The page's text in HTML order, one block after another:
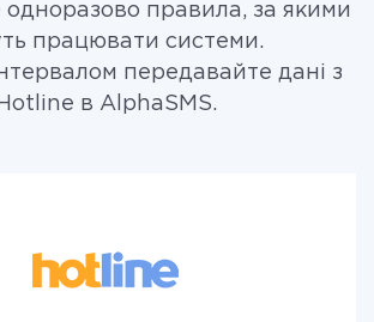
правила, за якими
працювати системи.
передавайте дані з
Hotline в AlphaSMS.